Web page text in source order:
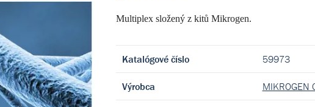
Multiplex složený z kitů Mikrogen.
Katalógové číslo 59973
Výrobca MIKROGEN